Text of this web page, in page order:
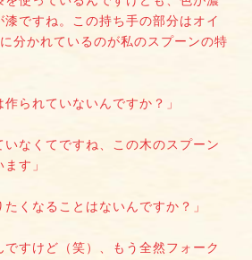
漆ですね。この持ち手の部分はオイ
分かれているのが私のスプーンの特
られていないんですか？」
なくてですね、この木のスプーン
す」
くなることはないんですか？」
すけど（笑）、もう全然フォーク